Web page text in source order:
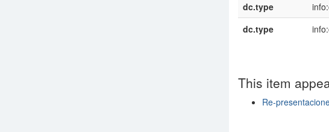
dc.type
dc.type
This item
Re-